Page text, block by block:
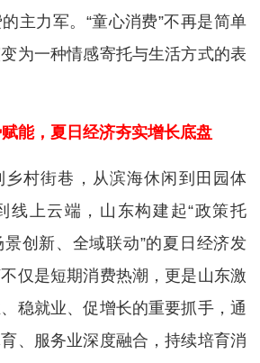
主力军。“童心消费”不再是简单
为一种情感寄托与生活方式的表
能，夏日经济夯实增长底盘
乡村街巷，从滨海休闲到田园体
线上云端，山东构建起“政策托
创新、全域联动”的夏日经济发
仅是短期消费热潮，更是山东激
稳就业、促增长的重要抓手，通
、服务业深度融合，持续培育消